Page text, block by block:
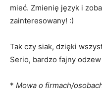
mieć. Zmienię język i
zainteresowany! :)
Tak czy siak, dzięki
Serio, bardzo fajny
* Mowa o firmach/